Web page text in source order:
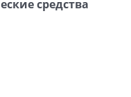
средства